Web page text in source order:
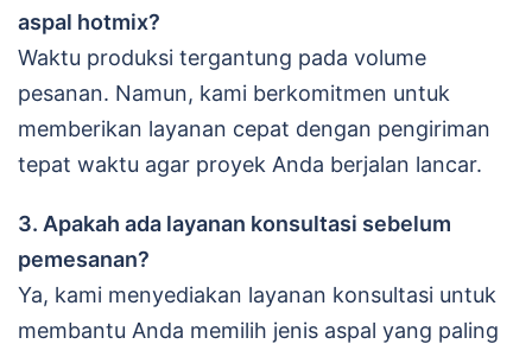
aspal hotmix?
Waktu produksi tergantung pada volume
pesanan. Namun, kami berkomitmen untuk
memberikan layanan cepat dengan pengiriman
tepat waktu agar proyek Anda berjalan lancar.
3. Apakah ada layanan konsultasi sebelum
pemesanan?
Ya, kami menyediakan layanan konsultasi untuk
membantu Anda memilih jenis aspal yang paling